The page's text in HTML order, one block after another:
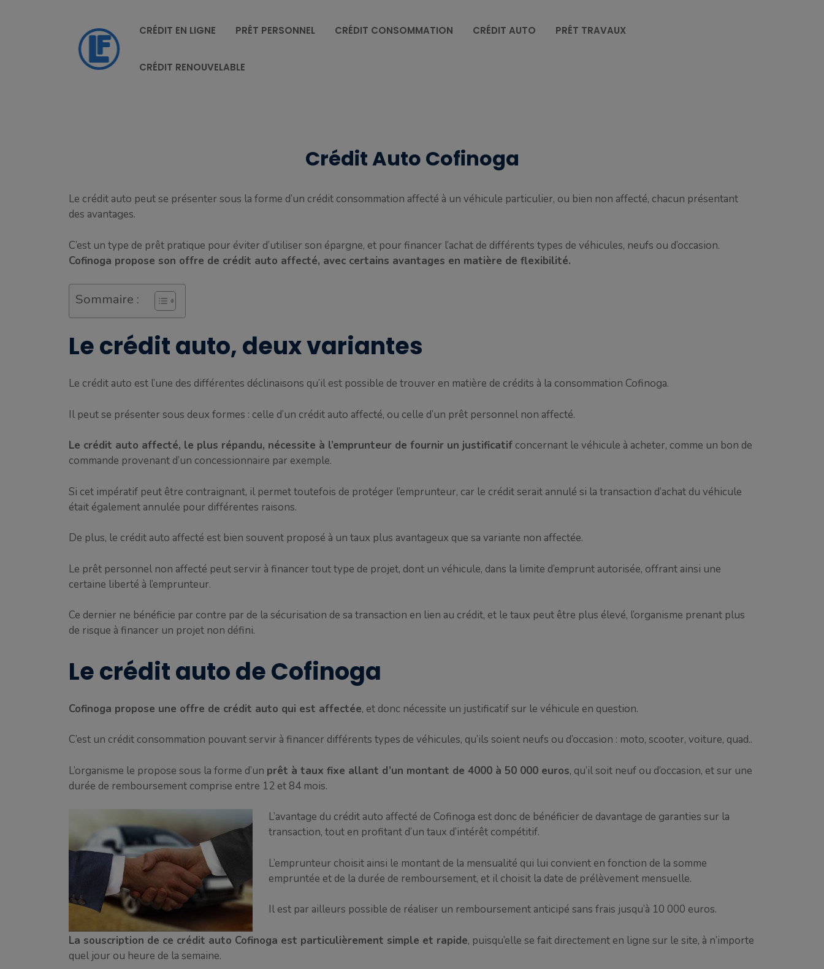
CRÉDIT EN LIGNE PRÊT PERSONNEL CRÉDIT CONSOMMATION CRÉDIT AUTO PRÊT TRAVAUX
CRÉDIT RENOUVELABLE
Crédit Auto Cofinoga
Le crédit auto peut se présenter sous la forme d’un crédit consommation affecté à un véhicule particulier, ou bien non affecté, chacun présentant
des avantages.
C’est un type de prêt pratique pour éviter d’utiliser son épargne, et pour financer l’achat de différents types de véhicules, neufs ou d’occasion.
Cofinoga propose son offre de crédit auto affecté, avec certains avantages en matière de flexibilité.
Sommaire :
Le crédit auto, deux variantes
Le crédit auto est l’une des différentes déclinaisons qu’il est possible de trouver en matière de crédits à la consommation Cofinoga.
Il peut se présenter sous deux formes : celle d’un crédit auto affecté, ou celle d’un prêt personnel non affecté.
Le crédit auto affecté, le plus répandu, nécessite à l’emprunteur de fournir un justificatif concernant le véhicule à acheter, comme un bon de
commande provenant d’un concessionnaire par exemple.
Si cet impératif peut être contraignant, il permet toutefois de protéger l’emprunteur, car le crédit serait annulé si la transaction d’achat du véhicule
était également annulée pour différentes raisons.
De plus, le crédit auto affecté est bien souvent proposé à un taux plus avantageux que sa variante non affectée.
Le prêt personnel non affecté peut servir à financer tout type de projet, dont un véhicule, dans la limite d’emprunt autorisée, offrant ainsi une
certaine liberté à l’emprunteur.
Ce dernier ne bénéficie par contre par de la sécurisation de sa transaction en lien au crédit, et le taux peut être plus élevé, l’organisme prenant plus
de risque à financer un projet non défini.
Le crédit auto de Cofinoga
Cofinoga propose une offre de crédit auto qui est affectée, et donc nécessite un justificatif sur le véhicule en question.
C’est un crédit consommation pouvant servir à financer différents types de véhicules, qu’ils soient neufs ou d’occasion : moto, scooter, voiture, quad..
L’organisme le propose sous la forme d’un prêt à taux fixe allant d’un montant de 4000 à 50 000 euros, qu’il soit neuf ou d’occasion, et sur une
durée de remboursement comprise entre 12 et 84 mois.
L’avantage du crédit auto affecté de Cofinoga est donc de bénéficier de davantage de garanties sur la
transaction, tout en profitant d’un taux d’intérêt compétitif.
L’emprunteur choisit ainsi le montant de la mensualité qui lui convient en fonction de la somme
empruntée et de la durée de remboursement, et il choisit la date de prélèvement mensuelle.
Il est par ailleurs possible de réaliser un remboursement anticipé sans frais jusqu’à 10 000 euros.
La souscription de ce crédit auto Cofinoga est particulièrement simple et rapide, puisqu’elle se fait directement en ligne sur le site, à n’importe
quel jour ou heure de la semaine.